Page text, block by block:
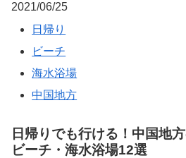
2021/06/25
日帰り
ビーチ
海水浴場
中国地方
日帰りでも行ける！中国地
ビーチ・海水浴場12選